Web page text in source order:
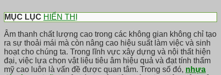
MỤC LỤC HIỂN THỊ
Âm thanh chất lượng cao trong các không gian không chỉ tạo
ra sự thoải mái mà còn nâng cao hiệu suất làm việc và sinh
hoạt cho chúng ta. Trong lĩnh vực xây dựng và nội thất hiện
đại, việc lựa chọn vật liệu tiêu âm hiệu quả và đạt tính thẩm
mỹ cao luôn là vấn đề được quan tâm. Trong số đó, nhựa